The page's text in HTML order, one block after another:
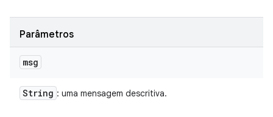
Parâmetros
msg
String : uma mensagem descritiva.